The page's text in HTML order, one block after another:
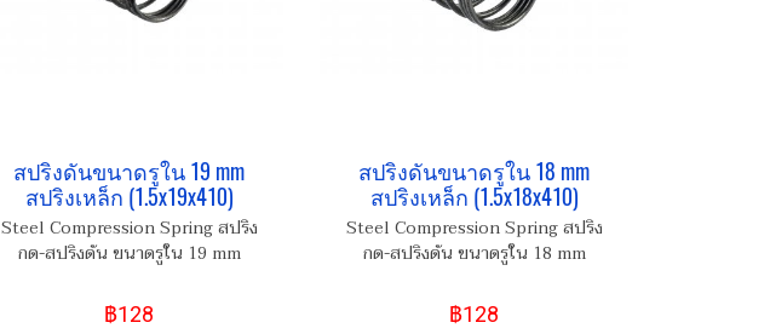
สปริงดันขนาดรูใน 19 mm
สปริงเหล็ก (1.5x19x410)
Steel Compression Spring สปริง
กด-สปริงดัน ขนาดรูใน 19 mm
฿128
สปริงดันขนาดรูใน 18 mm
สปริงเหล็ก (1.5x18x410)
Steel Compression Spring สปริง
กด-สปริงดัน ขนาดรูใน 18 mm
฿128